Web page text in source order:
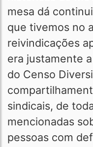
mesa dá
que tivemos no
reivindicações
era justamente
do Censo
sindicais, de
mencionadas
pessoas com